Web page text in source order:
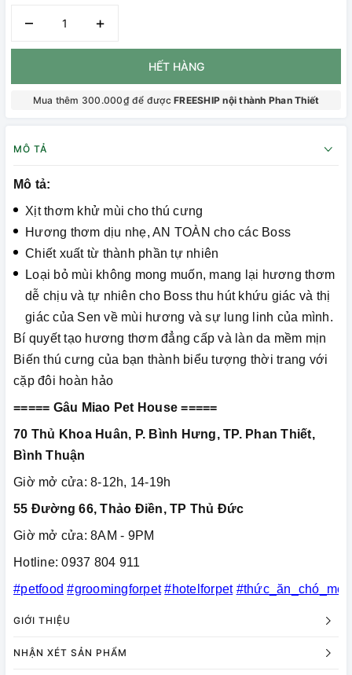
– +
HẾT HÀNG
Mua thêm 300.000₫ để đượcFREESHIP nội thành Phan Thiết
MÔ TẢ
Mô tả:
Xịt thơm khử mùi cho thú cưng
Hương thơm dịu nhẹ, AN TOÀN cho các Boss
Chiết xuất từ thành phần tự nhiên
Loại bỏ mùi không mong muốn, mang lại hương thơm
dễ chịu và tự nhiên cho Boss thu hút khứu giác và thị
giác của Sen về mùi hương và sự lung linh của mình.
Bí quyết tạo hương thơm đẳng cấp và làn da mềm mịn
Biến thú cưng của bạn thành biểu tượng thời trang với
cặp đôi hoàn hảo
===== Gâu Miao Pet House =====
70 Thủ Khoa Huân, P. Bình Hưng, TP. Phan Thiết,
Bình Thuận
Giờ mở cửa: 8-12h, 14-19h
55 Đường 66, Thảo Điền, TP Thủ Đức
Giờ mở cửa: 8AM - 9PM
Hotline: 0937 804 911
#petfood #groomingforpet #hotelforpet #thức_ăn_chó_mèo
GIỚI THIỆU
NHẬN XÉT SẢN PHẨM